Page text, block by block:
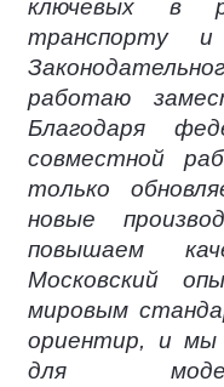
ключевых в
транспорту и
работаю
Благодаря
совместной
только
новые
повышаем
Московский
мировым
ориентир, и мы
для